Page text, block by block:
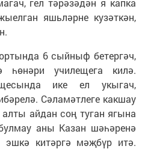
яшьләрне кузәткән,
6 сыйныф бетергәч,
һөнәри училещега килә.
ике ел укыгач,
Сәламәтлеге какшау
айдан соң туган ягына
аны Казан шәһәренә
эшкә китәргә мәҗбүр итә.